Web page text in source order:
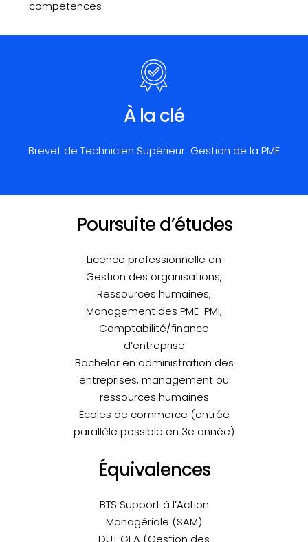
compétences
À la clé
Brevet de Technicien Supérieur Gestion de la PME
Poursuite d’études
Licence professionnelle en
Gestion des organisations,
Ressources humaines,
Management des PME-PMI,
Comptabilité/finance
d’entreprise
Bachelor en administration des
entreprises, management ou
ressources humaines
Écoles de commerce (entrée
parallèle possible en 3e année)
Équivalences
BTS Support à l’Action
Managériale (SAM)
DUT GEA (Gestion des